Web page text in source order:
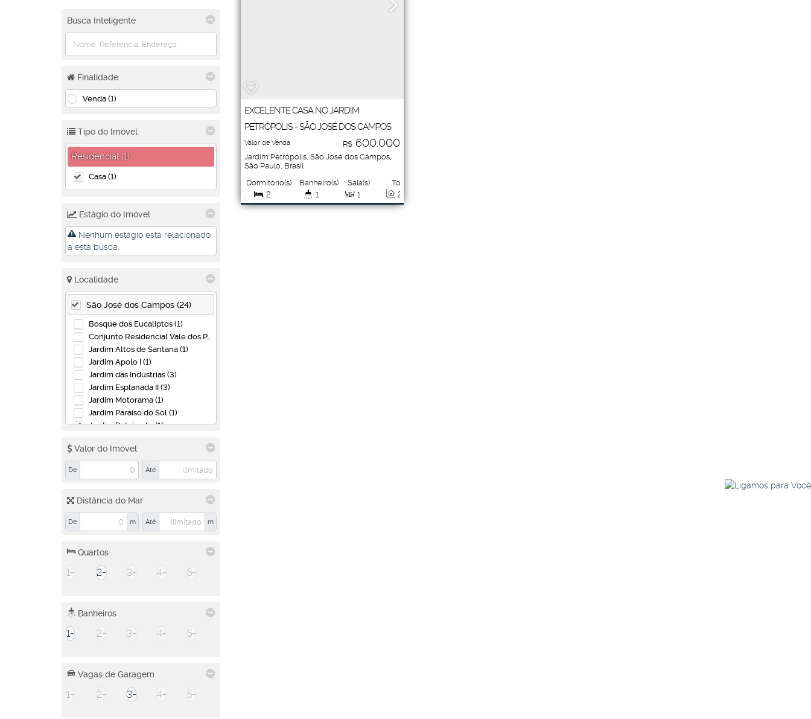
Busca Inteligente
Finalidade
Venda (1)
Tipo do Imóvel
Residencial (1)
Casa (1)
Estágio do Imóvel
Nenhum estágio está relacionado
a esta busca.
Localidade
São José dos Campos (24)
Bosque dos Eucaliptos (1)
Jardim Altos de Santana (1)
Jardim Apolo I (1)
Jardim das Indústrias (3)
Jardim Esplanada II (3)
Jardim Motorama (1)
Jardim Paraíso do Sol (1)
Jardim Petrópolis (1)
Jardim Satélite (4)
Residencial Sol Nascente (1)
Vila Guarani (1)
Vila Industrial (2)
Vila Antônio Augusto Luiz (1)
Ubatuba (1)
Valor do Imóvel
De Até
Distância do Mar
De m Até m
Quartos
1+ 2+ 3+ 4+ 5+
Banheiros
1+ 2+ 3+ 4+ 5+
Vagas de Garagem
1+ 2+ 3+ 4+ 5+
EXCELENTE CASA NO JARDIM
PETRÓPOLIS - SÃO JOSÉ DOS CAMPOS
R$ 600.000
Valor de Venda
Jardim Petrópolis, São José dos Campos,
São Paulo, Brasil
2
Dormitório(s)
1
Banheiro(s)
1
Sala(s)
Total:
260